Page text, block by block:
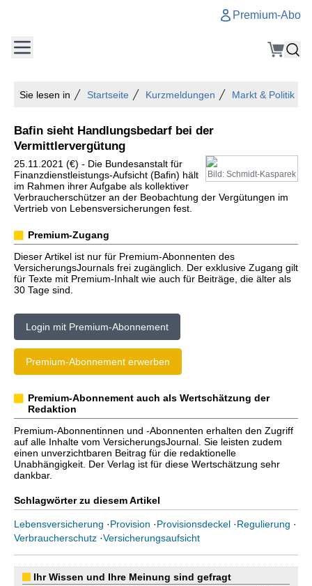
Premium-Abo
Sie lesen in Startseite Kurzmeldungen Markt & Politik
Bafin sieht Handlungsbedarf bei der
Vermittlervergütung
Bild: Schmidt-Kasparek
25.11.2021 (€) - Die Bundesanstalt für
Finanzdienstleistungs-Aufsicht (Bafin) hält
im Rahmen ihrer Aufgabe als kollektiver
Verbraucherschützer an der Beobachtung der Vergütungen im
Vertrieb von Lebensversicherungen fest.
Premium-Zugang
Dieser Artikel ist nur für Premium-Abonnenten des
VersicherungsJournals frei zugänglich. Der exklusive Zugang gilt
für Texte mit Premium-Inhalt wie auch für Beiträge, die älter als
30 Tage sind.
Login mit Premium-Abonnement
Premium-Abonnement erwerben
Premium-Abonnement auch als Wertschätzung der
Redaktion
Premium-Abonnentinnen und -Abonnenten erhalten den Zugriff
auf alle Inhalte vom VersicherungsJournal. Sie leisten zudem
einen unverzichtbaren Beitrag für die redaktionelle
Unabhängigkeit. Der Verlag ist für diese Wertschätzung sehr
dankbar.
Schlagwörter zu diesem Artikel
Lebensversicherung ·Provision ·Provisionsdeckel ·Regulierung ·
Verbraucherschutz ·Versicherungsaufsicht
Ihr Wissen und Ihre Meinung sind gefragt